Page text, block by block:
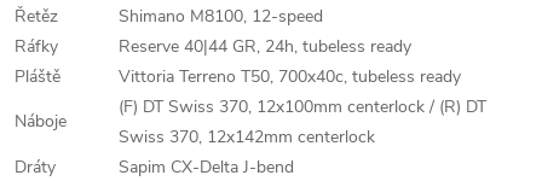
Řetěz
Shimano M8100, 12-speed
Ráfky
Reserve 40|44 GR, 24h, tubeless ready
Pláště
Vittoria Terreno T50, 700x40c, tubeless ready
Náboje
(F) DT Swiss 370, 12x100mm centerlock / (R) DT
Swiss 370, 12x142mm centerlock
Dráty
Sapim CX-Delta J-bend